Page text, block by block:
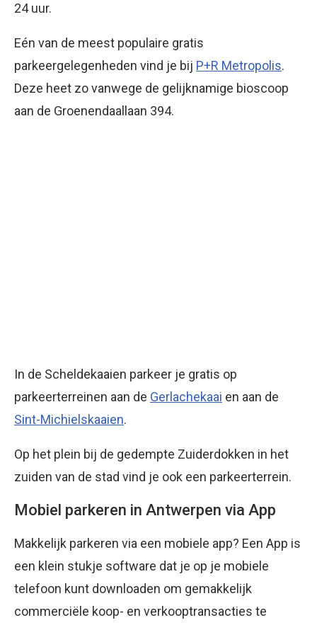
24 uur.
Eén van de meest populaire gratis
parkeergelegenheden vind je bij P+R Metropolis.
Deze heet zo vanwege de gelijknamige bioscoop
aan de Groenendaallaan 394.
In de Scheldekaaien parkeer je gratis op
parkeerterreinen aan de Gerlachekaai en aan de
Sint-Michielskaaien.
Op het plein bij de gedempte Zuiderdokken in het
zuiden van de stad vind je ook een parkeerterrein.
Mobiel parkeren in Antwerpen via App
Makkelijk parkeren via een mobiele app? Een App is
een klein stukje software dat je op je mobiele
telefoon kunt downloaden om gemakkelijk
commerciële koop- en verkooptransacties te